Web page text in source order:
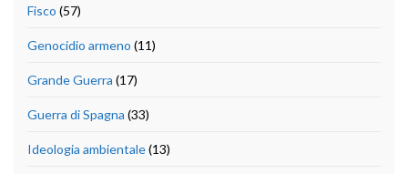
Fisco (57)
Genocidio armeno (11)
Grande Guerra (17)
Guerra di Spagna (33)
Ideologia ambientale(13)